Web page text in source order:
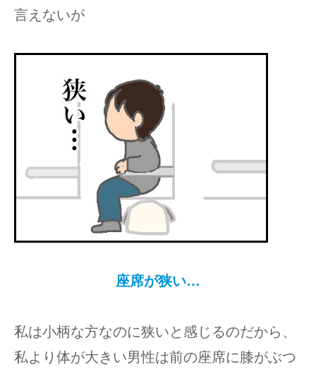
言えないが
座席が狭い…
私は小柄な方なのに狭いと感じるのだから、
私より体が大きい男性は前の座席に膝がぶつ